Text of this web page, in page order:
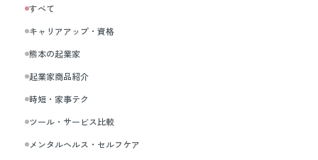
すべて
キャリアアップ・資格
熊本の起業家
起業家商品紹介
時短・家事テク
ツール・サービス比較
メンタルヘルス・セルフケア